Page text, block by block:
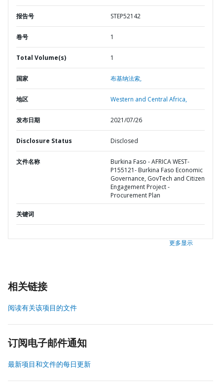
报告号 STEP52142
卷号 1
Total Volume(s) 1
国家 布基纳法索,
地区 Western and Central Africa,
发布日期 2021/07/26
Disclosure Status Disclosed
文件名称
Burkina Faso - AFRICA WEST-
P155121- Burkina Faso Economic
Governance, GovTech and Citizen
Engagement Project -
Procurement Plan
关键词
更多显示
相关链接
阅读有关该项目的文件
订阅电子邮件通知
最新项目和文件的每日更新